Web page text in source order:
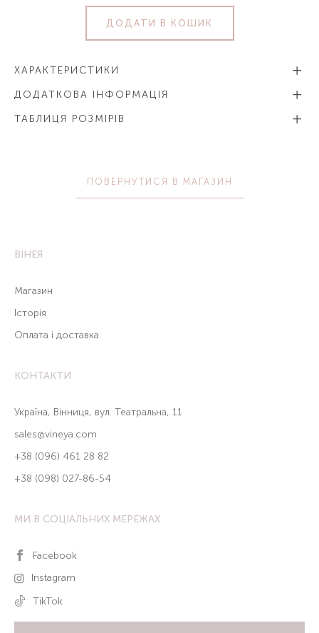
ДОДАТИ В КОШИК
ХАРАКТЕРИСТИКИ
ДОДАТКОВА ІНФОРМАЦІЯ
ТАБЛИЦЯ РОЗМІРІВ
ПОВЕРНУТИСЯ В МАГАЗИН
ВІНЕЯ
Магазин
Історія
Оплата і доставка
КОНТАКТИ
Україна, Вінниця, вул. Театральна, 11
sales@vineya.com
+38 (096) 461 28 82
+38 (098) 027-86-54
МИ В СОЦІАЛЬНИХ МЕРЕЖАХ
Facebook
Instagram
TikTok